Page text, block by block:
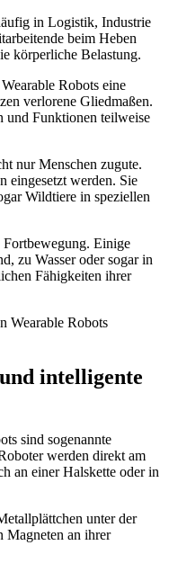
in Logistik, Industrie
beim Heben
körperliche Belastung.
Robots eine
verlorene Gliedmaßen.
und Funktionen teilweise
nur Menschen zugute.
eingesetzt werden. Sie
Wildtiere in speziellen
Einige
zu Wasser oder sogar in
Fähigkeiten ihrer
Wearable Robots
intelligente
sind sogenannte
werden direkt am
an einer Halskette oder in
unter der
an ihrer